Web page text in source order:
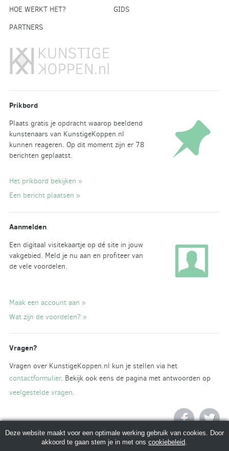
HOE WERKT HET?
GIDS
PARTNERS
Prikbord
Plaats gratis je opdracht waarop beeldend
kunstenaars van KunstigeKoppen.nl
kunnen reageren. Op dit moment zijn er 78
berichten geplaatst.
Het prikbord bekijken »
Een bericht plaatsen »
Aanmelden
Een digitaal visitekaartje op dé site in jouw
vakgebied. Meld je nu aan en profiteer van
de vele voordelen.
Maak een account aan »
Wat zijn de voordelen? »
Vragen?
Vragen over KunstigeKoppen.nl kun je stellen via het
contactformulier. Bekijk ook eens de pagina met antwoorden op
veelgestelde vragen.
Deze website maakt voor een optimale werking gebruik van cookies. Door
akkoord te gaan stem je in met onscookiebeleid.